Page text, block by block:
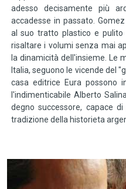
adesso decisamente più
accadesse in passato.
al suo tratto plastico e
risaltare i volumi senza mai
la dinamicità dell'insieme. Le
Italia, seguono le vicende del
casa editrice Eura possono
l'indimenticabile Alberto
degno successore, capace
tradizione della historieta